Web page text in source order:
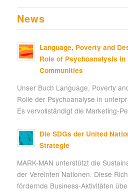
News
Language, Poverty and
Role of Psychoanalysis
Communities
Unser Buch Language, Poverty
Rolle der Psychoanalyse in
Es vervollständigt die Marketing-
Die SDGs der United
Strategie
MARK-MAN unterstützt die
der Vereinten Nationen. Diese
fördernde Business-Aktivitäten